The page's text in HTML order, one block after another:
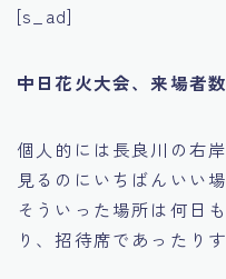
[s_ad]
中日花火大会、来場者
個人的には長良川の右
見るのにいちばんいい
そういった場所は何日
り、招待席であったり